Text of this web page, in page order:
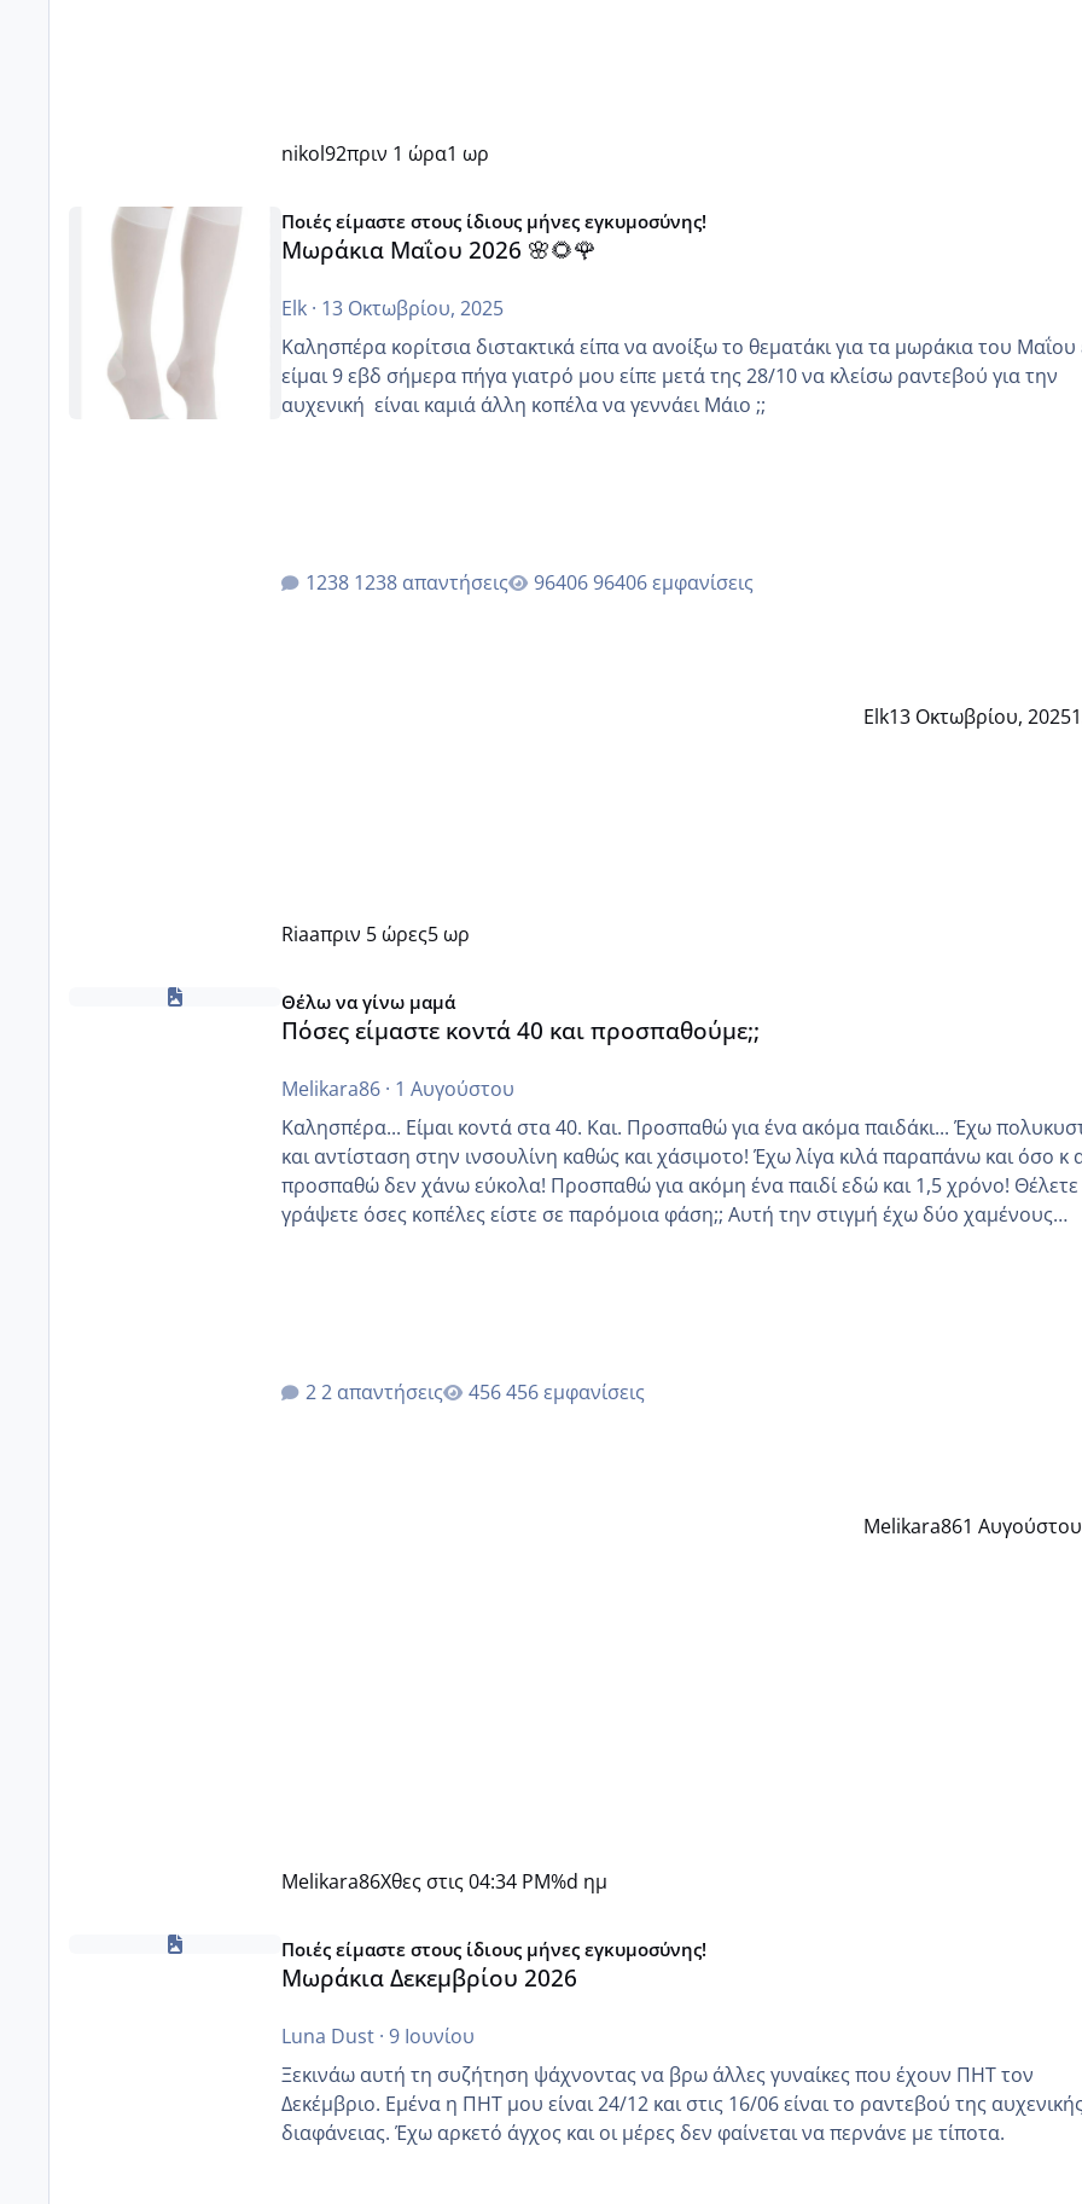
nikol92πριν 1 ώρα1 ωρ
Μωράκια Μαΐου 2026 🌸🌻🌹
Ποιές είμαστε στους ίδιους μήνες εγκυμοσύνης!
Μωράκια Μαΐου 2026 🌸🌻🌹
Elk· 13 Οκτωβρίου, 2025
Καλησπέρα κορίτσια διστακτικά είπα να ανοίξω το θεματάκι για τα μωράκια του Μαΐου εγώ
είμαι 9 εβδ σήμερα πήγα γιατρό μου είπε μετά της 28/10 να κλείσω ραντεβού για την
αυχενική είναι καμιά άλλη κοπέλα να γεννάει Μάιο ;;
1238 απαντήσεις 96406 εμφανίσεις
Elk13 Οκτωβρίου, 2025
Riaaπριν 5 ώρες5 ωρ
Πόσες είμαστε κοντά 40 και προσπαθούμε;;
Θέλω να γίνω μαμά
Πόσες είμαστε κοντά 40 και προσπαθούμε;;
Melikara86· 1 Αυγούστου
Καλησπέρα... Είμαι κοντά στα 40. Και. Προσπαθώ για ένα ακόμα παιδάκι... Έχω πολυκυστικές
και αντίσταση στην ινσουλίνη καθώς και χάσιμοτο! Έχω λίγα κιλά παραπάνω και όσο κ
προσπαθώ δεν χάνω εύκολα! Προσπαθώ για ακόμη ένα παιδί εδώ και 1,5 χρόνο! Θέλετε να
γράψετε όσες κοπέλες είστε σε παρόμοια φάση;; Αυτή την στιγμή έχω δύο χαμένους
2 απαντήσεις 456 εμφανίσεις
Melikara861 Αυγούστου
Melikara86Χθες στις 04:34 PM%d ημ
Μωράκια Δεκεμβρίου 2026
Ποιές είμαστε στους ίδιους μήνες εγκυμοσύνης!
Μωράκια Δεκεμβρίου 2026
Luna Dust· 9 Ιουνίου
Ξεκινάω αυτή τη συζήτηση ψάχνοντας να βρω άλλες γυναίκες που έχουν ΠΗΤ τον
Δεκέμβριο. Εμένα η ΠΗΤ μου είναι 24/12 και στις 16/06 είναι το ραντεβού της αυχενικής
διαφάνειας. Έχω αρκετό άγχος και οι μέρες δεν φαίνεται να περνάνε με τίποτα.